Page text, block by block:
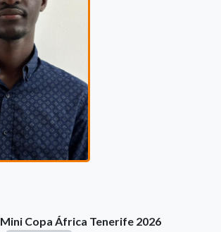
Mini Copa África Tenerife 2026